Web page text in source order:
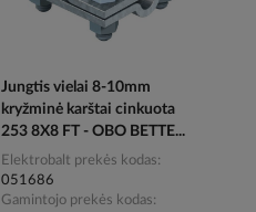
Jungtis vielai 8-10mm
kryžminė karštai cinkuota
253 8X8 FT - OBO BETTE...
Elektrobalt prekės kodas
051686
Gamintojo prekės kodas